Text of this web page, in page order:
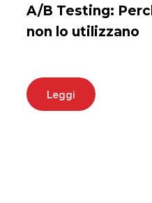
A/B Testing:
non lo utilizzano
Leggi